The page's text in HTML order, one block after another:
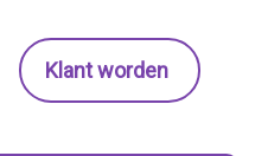
Klant worden